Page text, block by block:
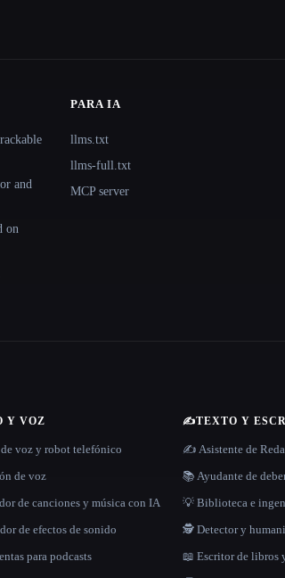
and
on
PARA IA
llms.txt
llms-full.txt
MCP server
Y VOZ
voz y robot telefónico
de voz
de canciones y música con IA
de efectos de sonido
para podcasts
✍️TEXTO Y
✍️ Asistente de
📚 Ayudante de
💡 Biblioteca e
🕵️ Detector y
📖 Escritor de libros